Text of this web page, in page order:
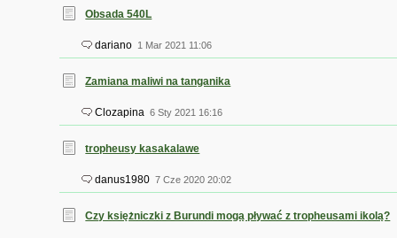
Obsada 540L
dariano 1 Mar 2021 11:06
Zamiana maliwi na tanganika
Clozapina 6 Sty 2021 16:16
tropheusy kasakalawe
danus1980 7 Cze 2020 20:02
Czy księżniczki z Burundi mogą pływać z tropheusami ikolą?